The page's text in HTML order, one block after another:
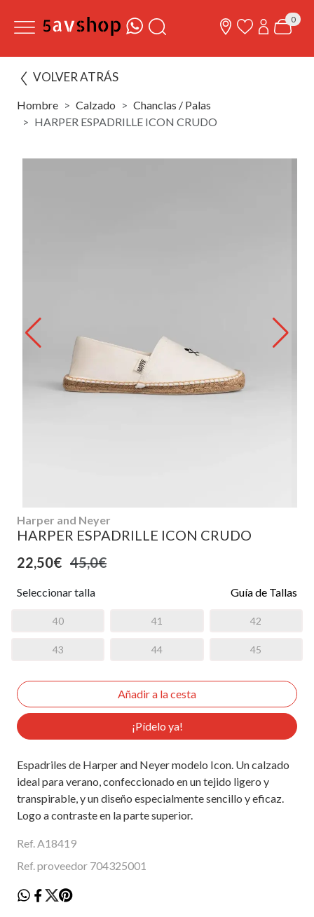
0
VOLVER ATRÁS
Hombre Calzado
Chanclas / Palas
HARPER ESPADRILLE ICON CRUDO
Harper and Neyer
HARPER ESPADRILLE ICON CRUDO
22,50€ 45,0€
Seleccionar talla Guía de Tallas
40 41 42
43 44 45
¡Pídelo ya!
Espadriles de Harper and Neyer modelo Icon. Un calzado
ideal para verano, confeccionado en un tejido ligero y
transpirable, y un diseño especialmente sencillo y eficaz.
Logo a contraste en la parte superior.
Ref. A18419
Ref. proveedor 704325001